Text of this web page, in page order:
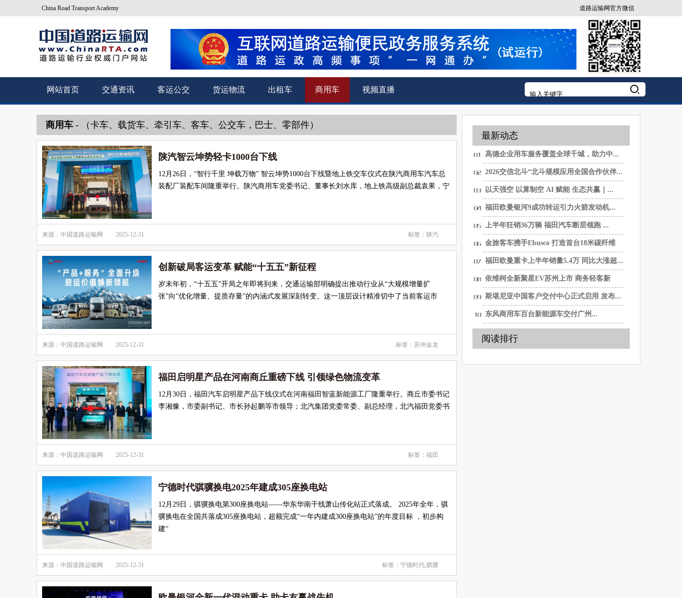
China Road Transport Academy 道路运输网官方微信
网站首页 交通资讯 客运公交 货运物流 出租车 商用车 视频直播
商用车 - （卡车、载货车、牵引车、客车、公交车，巴士、零部件）
陕汽智云坤势轻卡1000台下线
12月26日，“智行千里 坤载万物” 智云坤势1000台下线暨地上铁交车仪式在陕汽商用车汽车总
装配厂装配车间隆重举行。陕汽商用车党委书记、董事长刘水库，地上铁高级副总裁袁果，宁
来源：中国道路运输网 2025-12-31 标签： 陕汽
创新破局客运变革 赋能“十五五”新征程
岁末年初，“十五五”开局之年即将到来，交通运输部明确提出推动行业从“大规模增量扩
张”向“优化增量、提质存量”的内涵式发展深刻转变。这一顶层设计精准切中了当前客运市
来源：中国道路运输网 2025-12-31 标签： 苏州金龙
福田启明星产品在河南商丘重磅下线 引领绿色物流变革
12月30日，福田汽车启明星产品下线仪式在河南福田智蓝新能源工厂隆重举行。商丘市委书记
李湘豫，市委副书记、市长孙起鹏等市领导；北汽集团党委常委、副总经理，北汽福田党委书
来源：中国道路运输网 2025-12-31 标签： 福田
宁德时代骐骥换电2025年建成305座换电站
12月29日，骐骥换电第300座换电站——华东华南干线萧山传化站正式落成。 2025年全年，骐
骥换电在全国共落成305座换电站，超额完成“一年内建成300座换电站”的年度目标 ，初步构
建“
来源：中国道路运输网 2025-12-31 标签： 宁德时代,骐骥
最新动态
高德企业用车服务覆盖全球千城，助力中...
2026交信北斗“北斗规模应用全国合作伙伴...
以天强空 以算制空 AI 赋能 生态共赢｜...
福田欧曼银河9成功转运引力火箭发动机...
上半年狂销36万辆 福田汽车断层领跑 ...
金旅客车携手Ebusco 打造首台18米碳纤维
纯...
福田欧曼重卡上半年销量5.4万 同比大涨超...
依维柯全新聚星EV苏州上市 商务轻客新
选...
斯堪尼亚中国客户交付中心正式启用 发布...
东风商用车百台新能源车交付广州...
阅读排行